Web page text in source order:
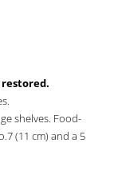
shelves. Food-
(11 cm) and a 5